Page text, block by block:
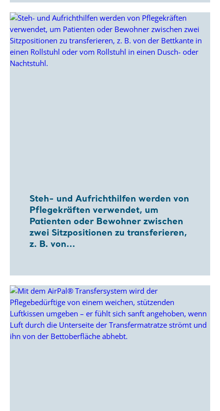
Steh- und Aufrichthilfen werden von
Pflegekräften verwendet, um
Patienten oder Bewohner zwischen
zwei Sitzpositionen zu transferieren,
z. B. von...